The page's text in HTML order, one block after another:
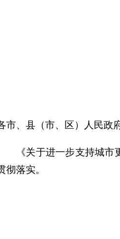
市、县（市、区）人民政
《关于进一步支持城
彻落实。